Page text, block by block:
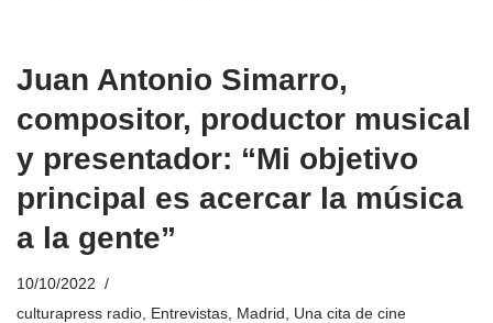
Juan Antonio Simarro,
compositor, productor musical
y presentador: “Mi objetivo
principal es acercar la música
a la gente”
10/10/2022
culturapress radio Entrevistas Madrid Una cita de cine